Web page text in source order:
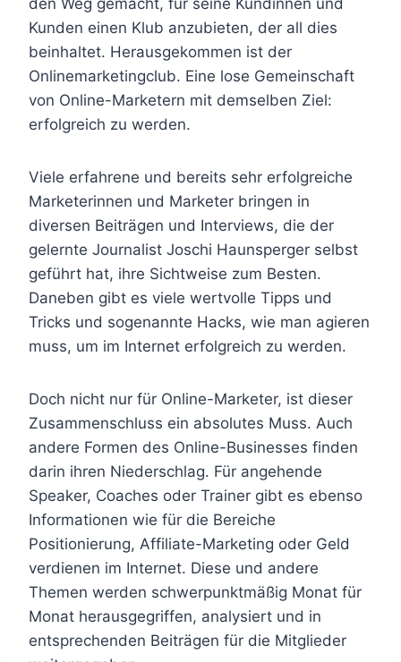
Kunden einen Klub anzubieten, der all dies
beinhaltet. Herausgekommen ist der
Onlinemarketingclub. Eine lose Gemeinschaft
von Online-Marketern mit demselben Ziel:
erfolgreich zu werden.
Viele erfahrene und bereits sehr erfolgreiche
Marketerinnen und Marketer bringen in
diversen Beiträgen und Interviews, die der
gelernte Journalist Joschi Haunsperger selbst
geführt hat, ihre Sichtweise zum Besten.
Daneben gibt es viele wertvolle Tipps und
Tricks und sogenannte Hacks, wie man agieren
muss, um im Internet erfolgreich zu werden.
Doch nicht nur für Online-Marketer, ist dieser
Zusammenschluss ein absolutes Muss. Auch
andere Formen des Online-Businesses finden
darin ihren Niederschlag. Für angehende
Speaker, Coaches oder Trainer gibt es ebenso
Informationen wie für die Bereiche
Positionierung, Affiliate-Marketing oder Geld
verdienen im Internet. Diese und andere
Themen werden schwerpunktmäßig Monat für
Monat herausgegriffen, analysiert und in
entsprechenden Beiträgen für die Mitglieder